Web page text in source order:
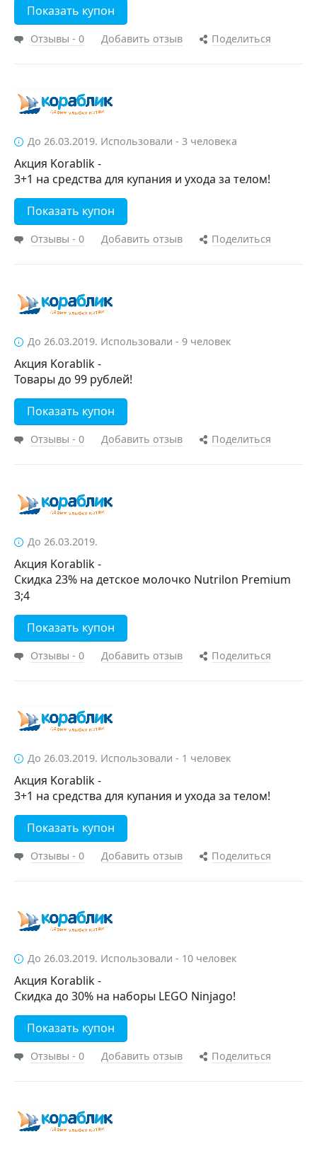
Показать купон
Отзывы - 0 Добавить отзыв Поделиться
До 26.03.2019. Использовали - 3 человека
Акция Korablik -
3+1 на средства для купания и ухода за телом!
Показать купон
Отзывы - 0 Добавить отзыв Поделиться
До 26.03.2019. Использовали - 9 человек
Акция Korablik -
Товары до 99 рублей!
Показать купон
Отзывы - 0 Добавить отзыв Поделиться
До 26.03.2019.
Акция Korablik -
Скидка 23% на детское молочко Nutrilon Premium
3;4
Показать купон
Отзывы - 0 Добавить отзыв Поделиться
До 26.03.2019. Использовали - 1 человек
Акция Korablik -
3+1 на средства для купания и ухода за телом!
Показать купон
Отзывы - 0 Добавить отзыв Поделиться
До 26.03.2019. Использовали - 10 человек
Акция Korablik -
Скидка до 30% на наборы LEGO Ninjago!
Показать купон
Отзывы - 0 Добавить отзыв Поделиться